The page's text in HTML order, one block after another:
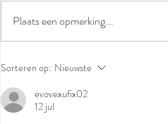
Hoeveel kost een Heilige
Plaats een opmerking...
Sorteren op: Nieuwste
evovexufix02
12 jul